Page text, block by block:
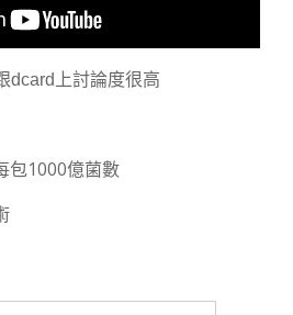
dcard上討論度很高
包1000億菌數